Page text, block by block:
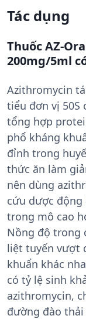
Tác dụng
Thuốc AZ-
200mg/5ml
Azithromycin
tiểu đơn vị 50S
tổng hợp
phổ kháng
đỉnh trong
thức ăn làm
nên dùng
cứu dược
trong mô cao
Nồng độ trong
liệt tuyến vượt
khuẩn khác
có tỷ lệ sinh
azithromycin,
đường đào thải